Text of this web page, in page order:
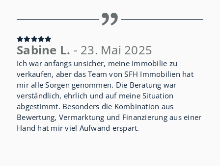
Sabine L. - 23. Mai 2025
Ich war anfangs unsicher, meine Immobilie zu
verkaufen, aber das Team von SFH Immobilien hat
mir alle Sorgen genommen. Die Beratung war
verständlich, ehrlich und auf meine Situation
abgestimmt. Besonders die Kombination aus
Bewertung, Vermarktung und Finanzierung aus einer
Hand hat mir viel Aufwand erspart.